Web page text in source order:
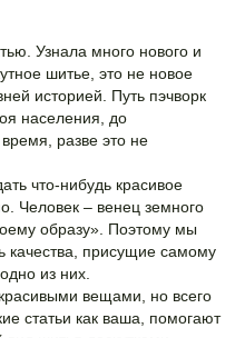
Узнала много нового и
шитье, это не новое
историей. Путь пэчворк
населения, до
разве это не
что-нибудь красивое
Человек – венец земного
образу». Поэтому мы
качества, присущие самому
из них.
вещами, но всего
статьи как ваша, помогают